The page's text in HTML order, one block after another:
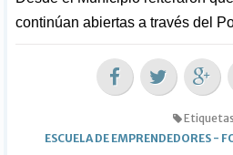
continúan abiertas a través del
Etiquetas
ESCUELA DE EMPRENDEDORES-